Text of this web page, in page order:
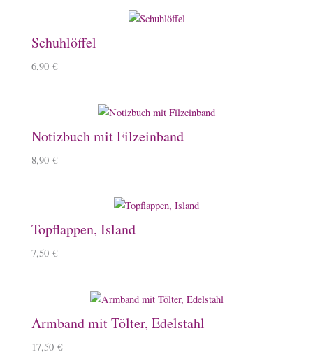
Schuhlöffel
6,90 €
Notizbuch mit Filzeinband
8,90 €
Topflappen, Island
7,50 €
Armband mit Tölter, Edelstahl
17,50 €